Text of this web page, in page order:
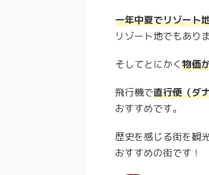
一年中夏でリゾート
リゾート地でもありま
そしてとにかく物価
飛行機で直行便（ダ
おすすめです。
歴史を感じる街を観
おすすめの街です！